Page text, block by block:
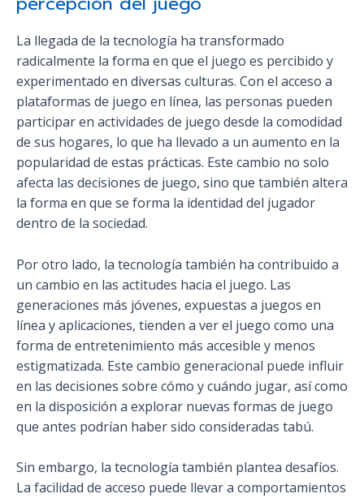
La llegada de la tecnología ha transformado
radicalmente la forma en que el juego es percibido y
experimentado en diversas culturas. Con el acceso a
plataformas de juego en línea, las personas pueden
participar en actividades de juego desde la comodidad
de sus hogares, lo que ha llevado a un aumento en la
popularidad de estas prácticas. Este cambio no solo
afecta las decisiones de juego, sino que también altera
la forma en que se forma la identidad del jugador
dentro de la sociedad.
Por otro lado, la tecnología también ha contribuido a
un cambio en las actitudes hacia el juego. Las
generaciones más jóvenes, expuestas a juegos en
línea y aplicaciones, tienden a ver el juego como una
forma de entretenimiento más accesible y menos
estigmatizada. Este cambio generacional puede influir
en las decisiones sobre cómo y cuándo jugar, así como
en la disposición a explorar nuevas formas de juego
que antes podrían haber sido consideradas tabú.
Sin embargo, la tecnología también plantea desafíos.
La facilidad de acceso puede llevar a comportamientos